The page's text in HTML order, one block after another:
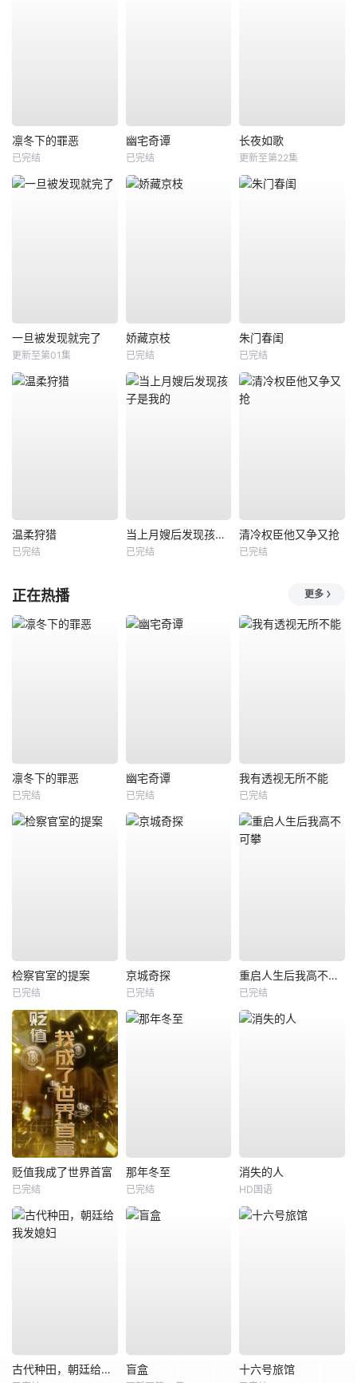
凛冬下的罪恶
已完结
幽宅奇谭
已完结
长夜如歌
更新至第22集
一旦被发现就完了
更新至第01集
娇藏京枝
已完结
朱门春闺
已完结
温柔狩猎
已完结
当上月嫂后发现孩子是我的
已完结
清冷权臣他又争又抢
已完结
正在热播 更多
凛冬下的罪恶
已完结
幽宅奇谭
已完结
我有透视无所不能
已完结
检察官室的提案
已完结
京城奇探
已完结
重启人生后我高不可攀
已完结
贬值我成了世界首富
已完结
那年冬至
已完结
消失的人
HD国语
古代种田，朝廷给我发媳妇 盲盒 十六号旅馆